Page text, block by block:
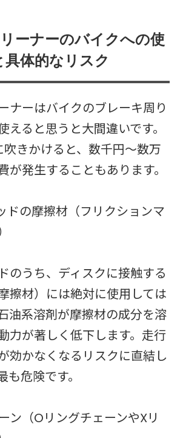
ーナーのバイクへの使
具体的なリスク
ナーはバイクのブレーキ周り
えると思うと大間違いです。
きかけると、数千円〜数万
が発生することもあります。
ドの摩擦材（フリクションマ
のうち、ディスクに接触する
擦材）には絶対に使用しては
油系溶剤が摩擦材の成分を溶
力が著しく低下します。走行
効かなくなるリスクに直結し
も危険です。
ン（OリングチェーンやXリ